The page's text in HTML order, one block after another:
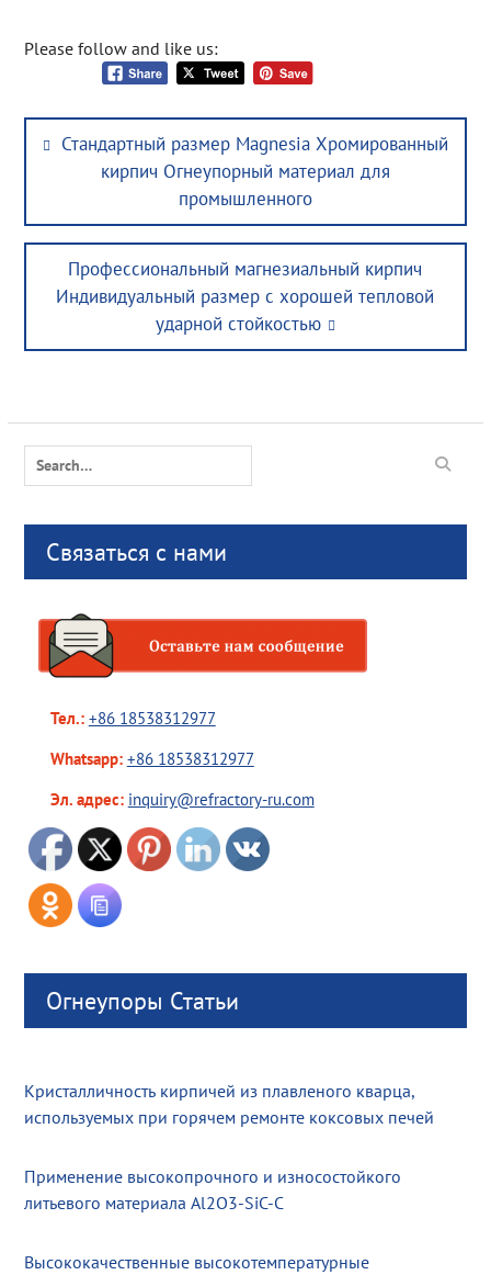
Please follow and like us:
Post
navigation
Previous
Стандартный размер Magnesia Хромированный
кирпич Огнеупорный материал для
промышленного
Next
post:
Профессиональный магнезиальный кирпич
Индивидуальный размер с хорошей тепловой
ударной стойкостью
Search
Связаться с нами
Тел.: +86 18538312977
Whatsapp: +86 18538312977
Эл. адрес: inquiry@refractory-ru.com
Огнеупоры Статьи
Кристалличность кирпичей из плавленого кварца,
используемых при горячем ремонте коксовых печей
Применение высокопрочного и износостойкого
литьевого материала Al2O3-SiC-C
Высококачественные высокотемпературные